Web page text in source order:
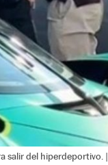
salir del hiperdeportivo. |